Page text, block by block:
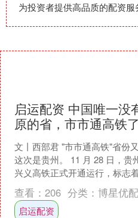
为投资者提供高品质的配资服
启运配资 中国唯一没
原的省，市市通高铁了
文丨西部君 "市市通高铁"省份
这次是贵州。 11 月 28 日，贵
兴义高铁正式开通运行，标志
市通高铁"的最后一块拼图，终
至....
查看： 206 分类： 博星优配
启运配资